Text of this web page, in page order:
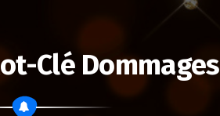
Clé Dommages